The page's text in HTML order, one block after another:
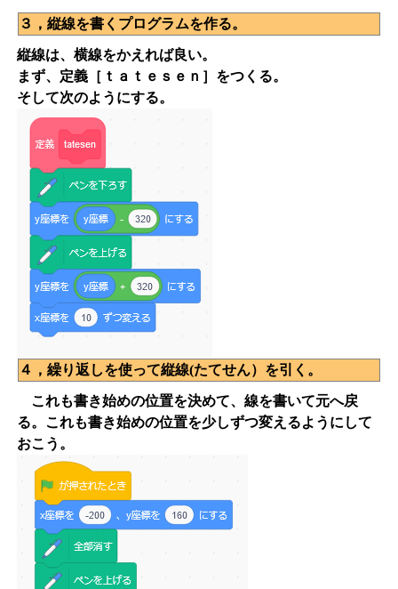
３，縦線を書くプログラムを作る。
縦線は、横線をかえれば良い。
まず、定義［ｔａｔｅｓｅｎ］をつくる。
そして次のようにする。
４，繰り返しを使って縦線(たてせん）を引く。
これも書き始めの位置を決めて、線を書いて元へ戻
る。これも書き始めの位置を少しずつ変えるようにして
おこう。